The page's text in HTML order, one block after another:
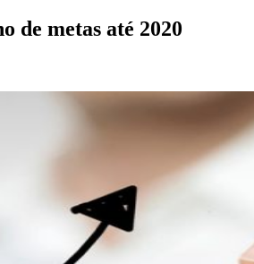
de metas até 2020